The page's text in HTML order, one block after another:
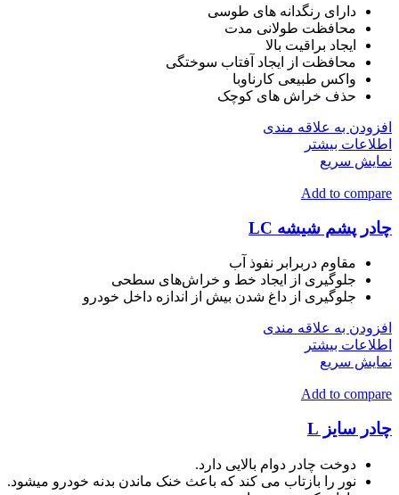
دارای رنگدانه های طوسی
محافظت طولانی مدت
ایجاد براقیت بالا
محافظت از ایجاد آفتاب سوختگی
واکس طبیعی کارناوبا
حذف خراش های کوچک
افزودن به علاقه مندی
اطلاعات بیشتر
نمایش سریع
Add to compare
چادر پشم شیشه LC
مقاوم دربرابر نفوذ آب
جلوگیری از ایجاد خط و خراش‌های سطحی
جلوگیری از داغ شدن بیش از اندازه داخل خودرو
افزودن به علاقه مندی
اطلاعات بیشتر
نمایش سریع
Add to compare
چادر سایز L
دوخت چادر دوام بالایی دارد.
نور را بازتاب می کند که باعث خنک ماندن بدنه خودرو میشود.